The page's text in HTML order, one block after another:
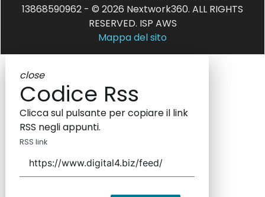
13868590962 - © 2026 Nextwork360. ALL RIGHTS
RESERVED. ISP AWS
Mappa del sito
close
Codice Rss
Clicca sul pulsante per copiare il link
RSS negli appunti.
RSS link